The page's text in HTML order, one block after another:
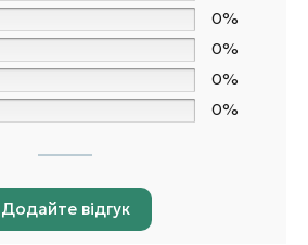
0%
0%
0%
0%
Додайте відгук